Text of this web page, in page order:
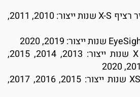
סובארו אאוטבק 2.5 גיר רציף X-S שנות ייצור: 2010, 2011,
סובארו אאוטבק 2.5 X שנות ייצור: 2013, 2014, 2015,
סובארו אאוטבק 2.5 XS שנות ייצור: 2015, 2016, 2017,